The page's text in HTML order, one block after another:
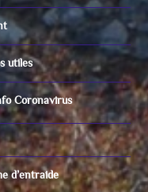
utiles
Coronavirus
d’entraide